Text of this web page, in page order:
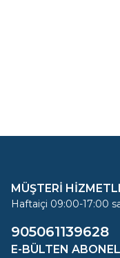
MÜŞTERİ
Haftaiçi 09:00-17:00
905061139628
E-BÜLTEN